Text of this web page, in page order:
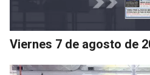
Viernes 7 de agosto de